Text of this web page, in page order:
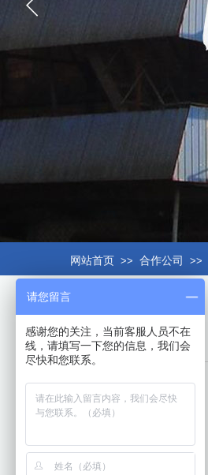
网站首页 >> 合作公司 >>
请您留言
感谢您的关注，当前客服人员不在
线，请填写一下您的信息，我们会
尽快和您联系。